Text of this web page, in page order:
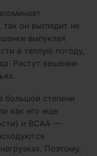
он выглядит не
выпуклая
в теплую погоду,
Растут вешенки
большой степени
как его еще
и ВСАА —
Поэтому,